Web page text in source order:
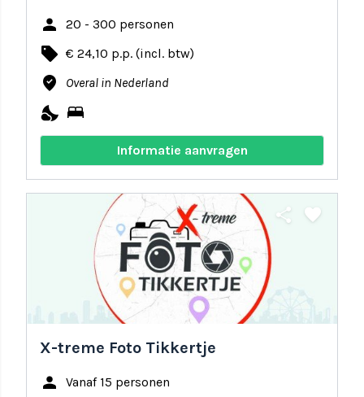
person 20 - 300 personen
local_offer € 24,10 p.p. (incl. btw)
where_to_vote Overal in Nederland
nights_stay bed
Informatie aanvragen
share favorite
X-treme Foto Tikkertje
person Vanaf 15 personen